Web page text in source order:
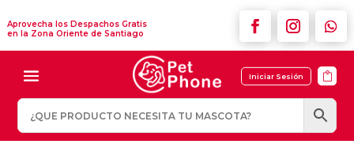
Aprovecha los Despachos Gratis
en la Zona Oriente de Santiago
Iniciar Sesión 